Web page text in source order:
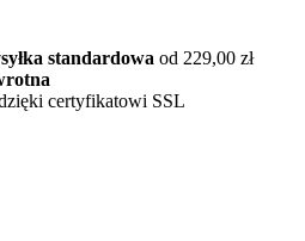
standardowa od 229,00 zł
certyfikatowi SSL